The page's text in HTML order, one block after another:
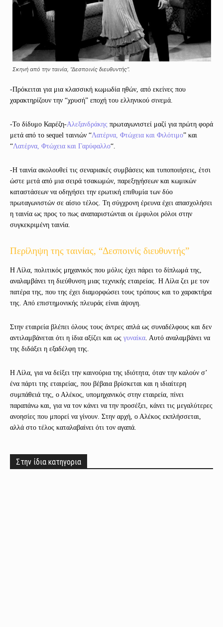
Σκηνή από την ταινία, “Δεσποινίς διευθυντής”.
-Πρόκειται για μια κλασσική κωμωδία ηθών, από εκείνες που
χαρακτηρίζουν την “χρυσή” εποχή του ελληνικού σινεμά.
-Το δίδυμο Καρέζη-Αλεξανδράκης πρωταγωνιστεί μαζί για πρώτη φορά
μετά από το sequel ταινιών “Λατέρνα, Φτώχεια και Φιλότιμο” και
“Λατέρνα, Φτώχεια και Γαρύφαλλο“.
-Η ταινία ακολουθεί τις σεναριακές συμβάσεις και τυποποιήσεις, έτσι
ώστε μετά από μια σειρά τσακωμών, παρεξηγήσεων και κωμικών
καταστάσεων να οδηγήσει την ερωτική επιθυμία των δύο
πρωταγωνιστών σε αίσιο τέλος. Τη σύγχρονη έρευνα έχει απασχολήσει
η ταινία ως προς το πως αναπαριστώνται οι έμφυλοι ρόλοι στην
συγκεκριμένη ταινία.
Περίληψη της ταινίας, “Δεσποινίς διευθυντής”
Η Λίλα, πολιτικός μηχανικός που μόλις έχει πάρει το δίπλωμά της,
αναλαμβάνει τη διεύθυνση μιας τεχνικής εταιρείας. Η Λίλα ζει με τον
πατέρα της, που της έχει διαμορφώσει τους τρόπους και το χαρακτήρα
της. Από επιστημονικής πλευράς είναι άψογη.
Στην εταιρεία βλέπει όλους τους άντρες απλά ως συναδέλφους και δεν
αντιλαμβάνεται ότι η ίδια αξίζει και ως γυναίκα . Αυτό αναλαμβάνει να
της διδάξει η εξαδέλφη της.
Η Λίλα, για να δείξει την καινούρια της ιδιότητα, όταν την καλούν σ’
ένα πάρτι της εταιρείας, που βέβαια βρίσκεται και η ιδιαίτερη
συμπάθειά της, ο Αλέκος, υπομηχανικός στην εταιρεία, πίνει
παραπάνω και, για να τον κάνει να την προσέξει, κάνει τις μεγαλύτερες
ανοησίες που μπορεί να γίνουν. Στην αρχή, ο Αλέκος εκπλήσσεται,
αλλά στο τέλος καταλαβαίνει ότι τον αγαπά.
Στην ίδια κατηγορια